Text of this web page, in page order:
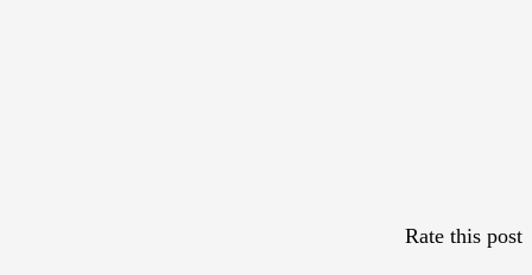
Rate this post